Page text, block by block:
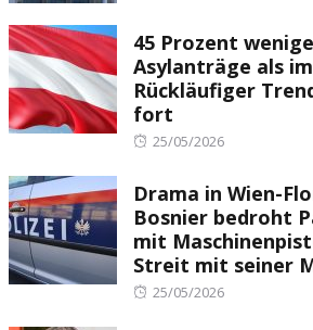
45 Prozent
Asylanträge als
Rückläufiger
fort
Posted
25/05/2026
Drama in Wien-
Bosnier bedroht
mit
Streit mit seiner
Posted
25/05/2026